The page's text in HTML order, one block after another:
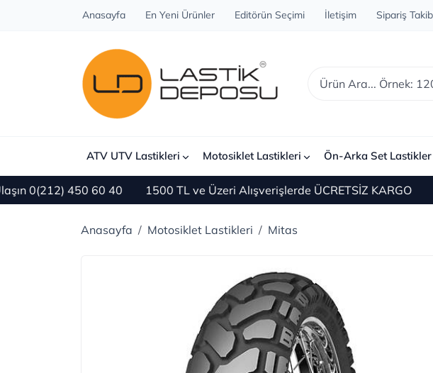
Anasayfa En Yeni Ürünler Editörün Seçimi İletişim Sipariş
ATV UTV Lastikleri Motosiklet Lastikleri Ön-Arka Set Lastikler
0(212) 450 60 40 1500 TL ve Üzeri Alışverişlerde ÜCRETSİZ KARGO Bize
Anasayfa Motosiklet Lastikleri Mitas